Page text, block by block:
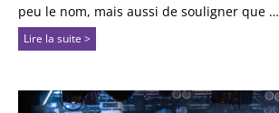
peu le nom, mais aussi de souligner que …
Lire la suite >